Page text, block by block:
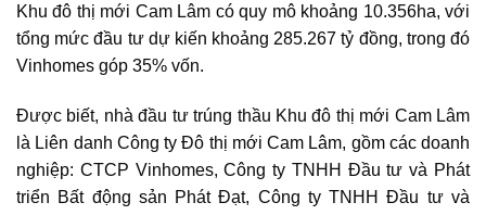
Khu đô thị mới Cam Lâm có quy mô khoảng 10.356ha, với
tổng mức đầu tư dự kiến khoảng 285.267 tỷ đồng, trong đó
Vinhomes góp 35% vốn.
Được biết, nhà đầu tư trúng thầu Khu đô thị mới Cam Lâm
là Liên danh Công ty Đô thị mới Cam Lâm, gồm các doanh
nghiệp: CTCP Vinhomes, Công ty TNHH Đầu tư và Phát
triển Bất động sản Phát Đạt, Công ty TNHH Đầu tư và